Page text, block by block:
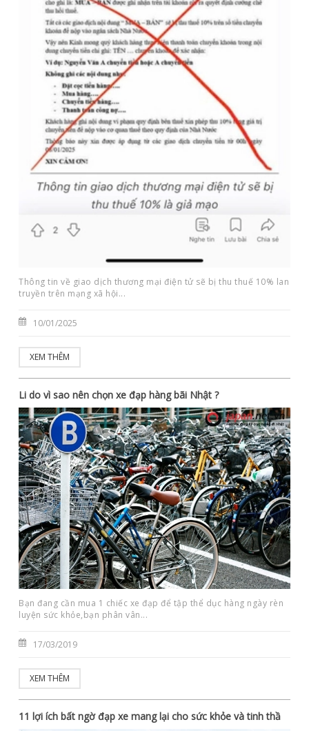
Thông tin về giao dịch thương mại điện tử sẽ bị thu thuế 10% lan
truyền trên mạng xã hội...
10/01/2025
XEM THÊM
Li do vì sao nên chọn xe đạp hàng bãi Nhật ?
Bạn đang cần mua 1 chiếc xe đạp để tập thể dục hàng ngày rèn
luyện sức khỏe,bạn phân vân...
17/03/2019
XEM THÊM
11 lợi ích bất ngờ đạp xe mang lại cho sức khỏe và tinh thầ